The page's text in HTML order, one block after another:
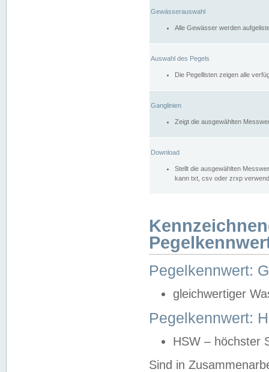
Gewässerauswahl
Alle Gewässer werden
Auswahl des Pegels
Die Pegellisten zeigen alle
Ganglinien
Zeigt die ausgewählten
Download
Stellt die ausgewählten
kann txt, csv oder zrxp
Pegelkennwert:
gleichwertiger
Pegelkennwert:
HSW – höchster
Sind in